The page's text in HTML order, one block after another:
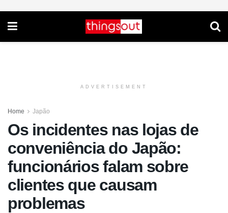
ADVERTISEMENT
Home Japão
Os incidentes nas lojas de
conveniência do Japão:
funcionários falam sobre
clientes que causam
problemas